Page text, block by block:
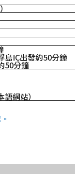
IC出發約50分鐘
50分鐘
網站）